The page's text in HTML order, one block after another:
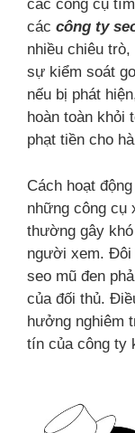
các công cụ
các công ty
nhiều chiêu
sự kiểm soát
nếu bị phát
hoàn toàn khỏi
phạt tiền cho
Cách hoạt
những công cụ
thường gây
người xem. Đôi
seo mũ đen
của đối thủ.
hưởng nghiêm
tín của công ty